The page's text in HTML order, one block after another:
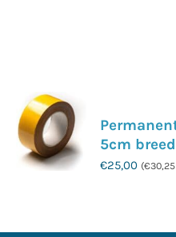
5cm breed
€25,00 (€30,25